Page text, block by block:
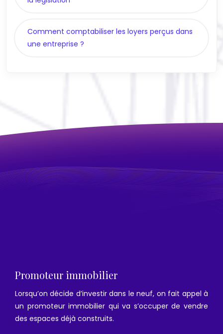
Comment comptabiliser les loyers perçus dans
une entreprise ?
Promoteur immobilier
Lorsqu’on décide d’investir dans le neuf, on fait appel à
un promoteur immobilier qui va s’occuper de vendre
des espaces déjà construits.